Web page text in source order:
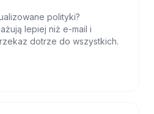
polityki?
lepiej niż e-mail i
dotrze do wszystkich.